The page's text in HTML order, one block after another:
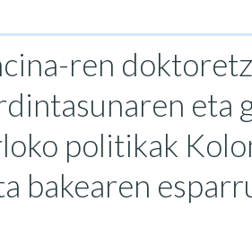
ren
eta
politikak
bakearen